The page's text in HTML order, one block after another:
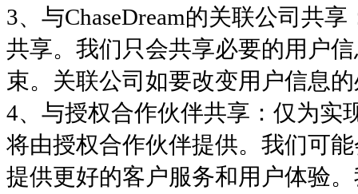
3、与ChaseDream的关联公司共
共享。我们只会共享必要的用户
束。关联公司如要改变用户信息
4、与授权合作伙伴共享：仅为实
将由授权合作伙伴提供。我们可
提供更好的客户服务和用户体验